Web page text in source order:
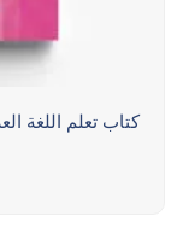
كتاب تعلم اللغة